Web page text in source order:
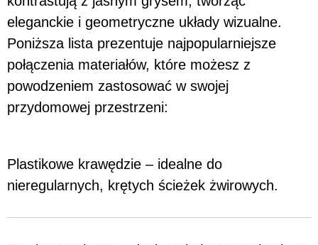
eleganckie i geometryczne układy wizualne.
Poniższa lista prezentuje najpopularniejsze
połączenia materiałów, które możesz z
powodzeniem zastosować w swojej
przydomowej przestrzeni:
Plastikowe krawędzie – idealne do
nieregularnych, krętych ścieżek żwirowych.